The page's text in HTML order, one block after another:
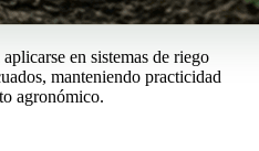
en sistemas de riego
manteniendo practicidad
agronómico.